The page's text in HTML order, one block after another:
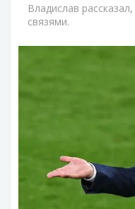
Владислав
связями.